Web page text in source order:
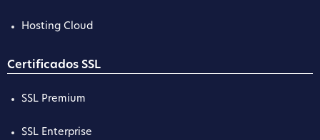
Hosting Cloud
Certificados SSL
SSL Premium
SSL Enterprise